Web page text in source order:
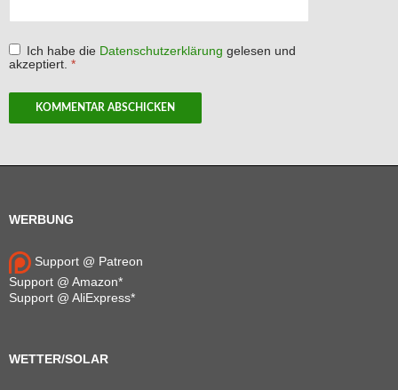
Ich habe die Datenschutzerklärung gelesen und
akzeptiert. *
WERBUNG
Support @ Patreon
Support @ Amazon*
Support @ AliExpress*
WETTER/SOLAR